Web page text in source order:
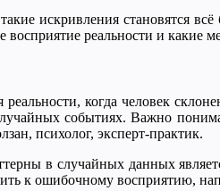
искривления становятся
восприятие реальности и какие
когда человек
событиях. Важно
психолог, эксперт-практик.
в случайных данных
к ошибочному восприятию,